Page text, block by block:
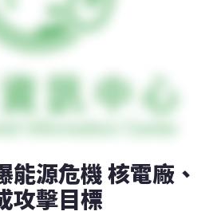
能源危機 核電廠、
攻擊目標